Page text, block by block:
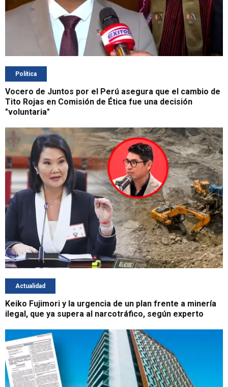
Política
Vocero de Juntos por el Perú asegura que el cambio de
Tito Rojas en Comisión de Ética fue una decisión
"voluntaria"
Actualidad
Keiko Fujimori y la urgencia de un plan frente a minería
ilegal, que ya supera al narcotráfico, según experto